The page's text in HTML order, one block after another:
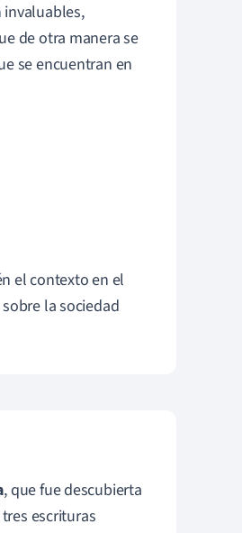
invaluables,
de otra manera se
se encuentran en
el contexto en el
la sociedad
, que fue descubierta
escrituras